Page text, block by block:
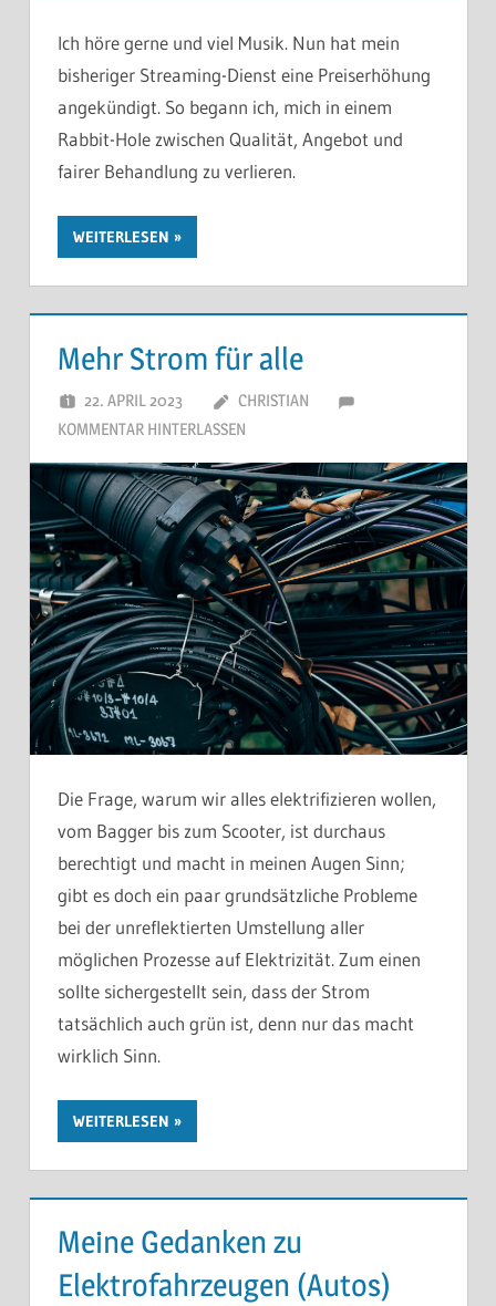
Ich höre gerne und viel Musik. Nun hat mein
bisheriger Streaming-Dienst eine Preiserhöhung
angekündigt. So begann ich, mich in einem
Rabbit-Hole zwischen Qualität, Angebot und
fairer Behandlung zu verlieren.
WEITERLESEN
Mehr Strom für alle
22. APRIL 2023
CHRISTIAN
KOMMENTAR HINTERLASSEN
Die Frage, warum wir alles elektrifizieren wollen,
vom Bagger bis zum Scooter, ist durchaus
berechtigt und macht in meinen Augen Sinn;
gibt es doch ein paar grundsätzliche Probleme
bei der unreflektierten Umstellung aller
möglichen Prozesse auf Elektrizität. Zum einen
sollte sichergestellt sein, dass der Strom
tatsächlich auch grün ist, denn nur das macht
wirklich Sinn.
WEITERLESEN
Meine Gedanken zu
Elektrofahrzeugen (Autos)